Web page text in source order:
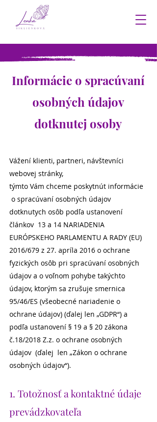
Informácie o spracúvaní
osobných údajov
dotknutej osoby
Vážení klienti, partneri, návštevníci
webovej stránky,
týmto Vám chceme poskytnút informácie
o spracúvaní osobných údajov
dotknutych osôb podľa ustanovení
článkov 13 a 14 NARIADENIA
EURÓPSKEHO PARLAMENTU A RADY (EU)
2016/679 z 27. apríla 2016 o ochrane
fyzických osôb pri spracúvaní osobných
údajov a o voľnom pohybe takýchto
údajov, ktorým sa zrušuje smernica
95/46/ES (všeobecné nariadenie o
ochrane údajov) (ďalej len „GDPR“) a
podľa ustanovení § 19 a § 20 zákona
č.18/2018 Z.z. o ochrane osobných
údajov (ďalej len „Zákon o ochrane
osobných údajov“).
1. Totožnosť a kontaktné údaje
prevádzkovateľa